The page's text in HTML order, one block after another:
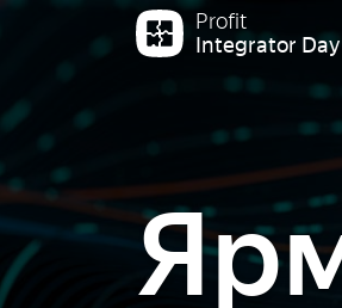
Profit
Integrator Day